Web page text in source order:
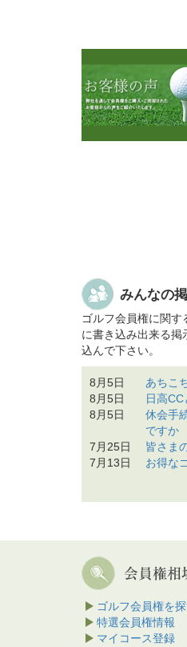
みんなの
ゴルフ会員権に関
に書き込み出来る掲
込んで下さい。
8月5日
あちこ
8月5日
日高
8月5日
休会手
ですか
7月25日
皆さま
7月13日
お得な
ゴルフ会員権を
特選会員権情報
マイコース登録